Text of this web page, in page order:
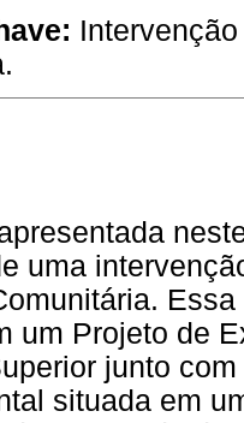
uma
um Projeto de
junto
situada em